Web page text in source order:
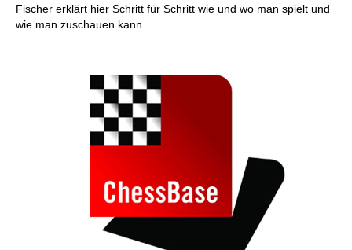
Fischer erklärt hier Schritt für Schritt wie und wo man spielt und
wie man zuschauen kann.